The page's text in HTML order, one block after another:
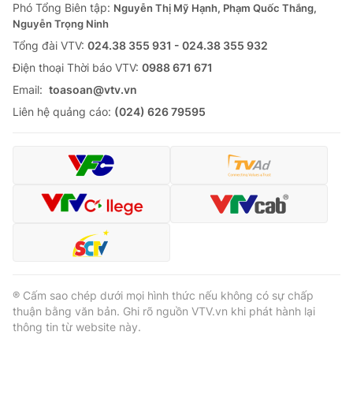
Phó Tổng Biên tập: Nguyễn Thị Mỹ Hạnh, Phạm Quốc Thắng,
Nguyễn Trọng Ninh
Tổng đài VTV: 024.38 355 931 - 024.38 355 932
Ðiện thoại Thời báo VTV: 0988 671 671
Email: toasoan@vtv.vn
Liên hệ quảng cáo: (024) 626 79595
® Cấm sao chép dưới mọi hình thức nếu không có sự chấp
thuận bằng văn bản. Ghi rõ nguồn VTV.vn khi phát hành lại
thông tin từ website này.